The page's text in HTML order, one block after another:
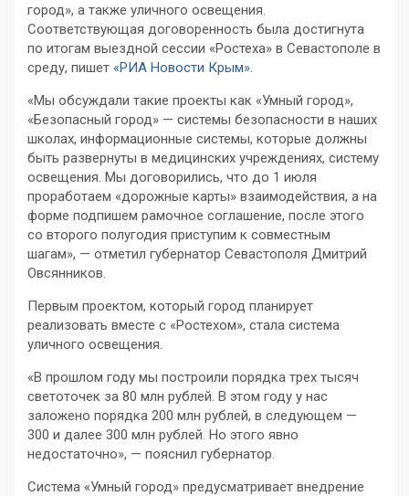
город», а также уличного освещения.
Соответствующая договоренность была достигнута
по итогам выездной сессии «Ростеха» в Севастополе в
среду, пишет «РИА Новости Крым».
«Мы обсуждали такие проекты как «Умный город»,
«Безопасный город» — системы безопасности в наших
школах, информационные системы, которые должны
быть развернуты в медицинских учреждениях, систему
освещения. Мы договорились, что до 1 июля
проработаем «дорожные карты» взаимодействия, а на
форме подпишем рамочное соглашение, после этого
со второго полугодия приступим к совместным
шагам», — отметил губернатор Севастополя Дмитрий
Овсянников.
Первым проектом, который город планирует
реализовать вместе с «Ростехом», стала система
уличного освещения.
«В прошлом году мы построили порядка трех тысяч
светоточек за 80 млн рублей. В этом году у нас
заложено порядка 200 млн рублей, в следующем —
300 и далее 300 млн рублей. Но этого явно
недостаточно», — пояснил губернатор.
Система «Умный город» предусматривает внедрение